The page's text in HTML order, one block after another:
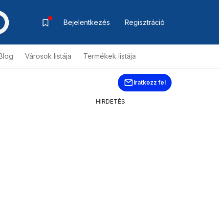
Bejelentkezés Regisztráció
Városok listája Termékek listája
Iratkozz fel
HIRDETÉS